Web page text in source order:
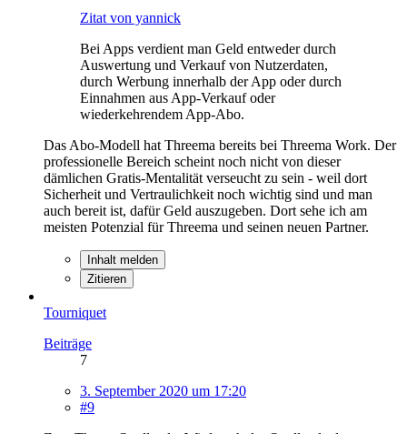
Zitat von yannick
Bei Apps verdient man Geld entweder durch
Auswertung und Verkauf von Nutzerdaten,
durch Werbung innerhalb der App oder durch
Einnahmen aus App-Verkauf oder
wiederkehrendem App-Abo.
Das Abo-Modell hat Threema bereits bei Threema Work. Der
professionelle Bereich scheint noch nicht von dieser
dämlichen Gratis-Mentalität verseucht zu sein - weil dort
Sicherheit und Vertraulichkeit noch wichtig sind und man
auch bereit ist, dafür Geld auszugeben. Dort sehe ich am
meisten Potenzial für Threema und seinen neuen Partner.
Inhalt melden
Zitieren
Tourniquet
Beiträge
7
3. September 2020 um 17:20
#9